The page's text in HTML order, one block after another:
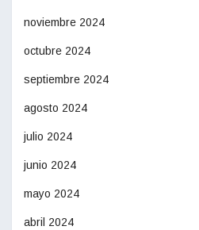
noviembre 2024
octubre 2024
septiembre 2024
agosto 2024
julio 2024
junio 2024
mayo 2024
abril 2024